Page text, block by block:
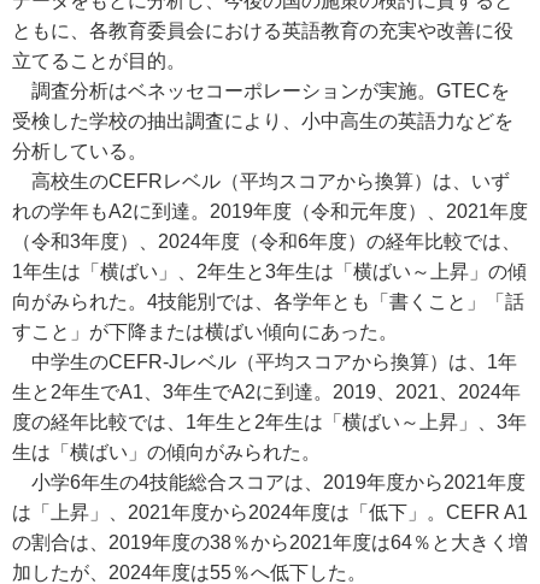
ともに、各教育委員会における英語教育の充実や改善に役
立てることが目的。
調査分析はベネッセコーポレーションが実施。GTECを
受検した学校の抽出調査により、小中高生の英語力などを
分析している。
高校生のCEFRレベル（平均スコアから換算）は、いず
れの学年もA2に到達。2019年度（令和元年度）、2021年度
（令和3年度）、2024年度（令和6年度）の経年比較では、
1年生は「横ばい」、2年生と3年生は「横ばい～上昇」の傾
向がみられた。4技能別では、各学年とも「書くこと」「話
すこと」が下降または横ばい傾向にあった。
中学生のCEFR-Jレベル（平均スコアから換算）は、1年
生と2年生でA1、3年生でA2に到達。2019、2021、2024年
度の経年比較では、1年生と2年生は「横ばい～上昇」、3年
生は「横ばい」の傾向がみられた。
小学6年生の4技能総合スコアは、2019年度から2021年度
は「上昇」、2021年度から2024年度は「低下」。CEFR A1
の割合は、2019年度の38％から2021年度は64％と大きく増
加したが、2024年度は55％へ低下した。